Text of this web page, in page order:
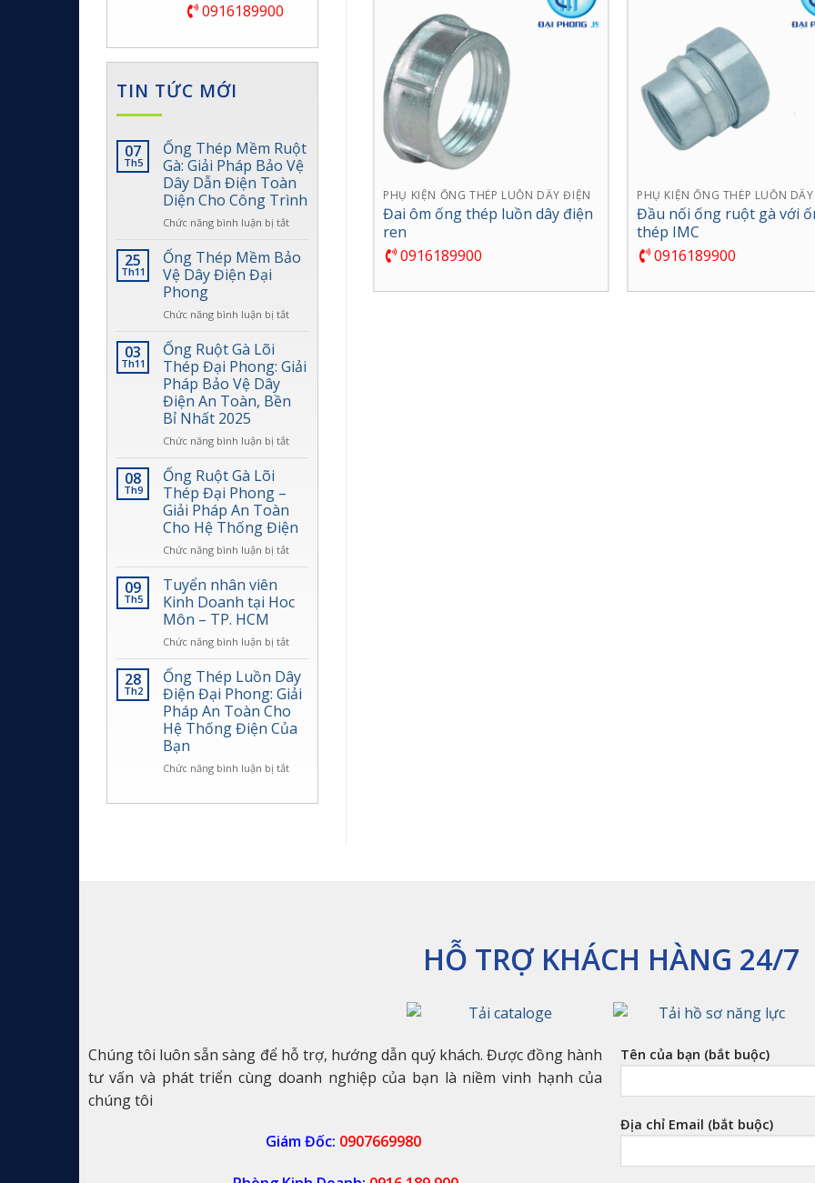
0916189900
TIN TỨC MỚI
07
Th5
Ống Thép Mềm Ruột
Gà: Giải Pháp Bảo Vệ
Dây Dẫn Điện Toàn
Diện Cho Công Trình
Chức năng bình luận bị tắtở
Thép
Giải
Vệ
Dây
Điện
Diện
25
Th11
Ống Thép Mềm Bảo
Vệ Dây Điện Đại
Phong
Chức năng bình luận bị tắtở
Mềm
Bảo
Dây
Đại
03
Th11
Ống Ruột Gà Lõi
Thép Đại Phong: Giải
Pháp Bảo Vệ Dây
Điện An Toàn, Bền
Bỉ Nhất 2025
Chức năng bình luận bị tắtở
Ống
Đại
Phong:
Vệ
Điện
An
Toàn,
Bền
Bỉ
Nhất
2025
08
Th9
Ống Ruột Gà Lõi
Thép Đại Phong –
Giải Pháp An Toàn
Cho Hệ Thống Điện
Chức năng bình luận bị tắtở
Ống
Lõi
Đại
Phong
–
Giải
Pháp
An
Toàn
Hệ
09
Th5
Tuyển nhân viên
Kinh Doanh tại Hoc
Môn – TP. HCM
Chức năng bình luận bị tắtở
Tuyển
nhân
viên
Kinh
Doanh
tại
Môn
28
Th2
Ống Thép Luồn Dây
Điện Đại Phong: Giải
Pháp An Toàn Cho
Hệ Thống Điện Của
Bạn
Chức năng bình luận bị tắtở
PHỤ KIỆN ỐNG THÉP LUỒN DÂY ĐIỆN
Đai ôm ống thép luồn dây điện
ren
0916189900
PHỤ KIỆN ỐNG THÉP LUỒN
Đầu nối ống ruột gà với
thép IMC
0916189900
PHỤ KIỆN ỐNG THÉP LUỒN DÂY ĐIỆN
Co đúc trơn 90 độ
0916189900
HỖ TRỢ KHÁCH HÀNG 24/7
Chúng tôi luôn sẵn sàng để hỗ trợ, hướng dẫn quý khách. Được đồng hành
tư vấn và phát triển cùng doanh nghiệp của bạn là niềm vinh hạnh của
chúng tôi
Giám Đốc: 0907669980
Tên của bạn (bắt buộc)
Địa chỉ Email (bắt buộc)